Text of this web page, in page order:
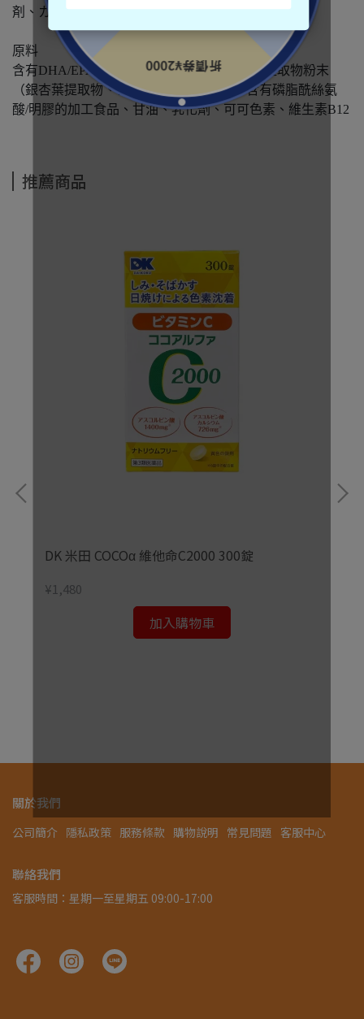
剤、カカオ色素、ビタミンＢ12
原料
含有DHA/EPA的精煉油（日本製造）、銀杏提取物粉末
（銀杏葉提取物、葡萄糖）、亞麻子油、含有磷脂酰絲氨
酸/明膠的加工食品、甘油、乳化劑、可可色素、維生素B12
推薦商品
DK 米田 COCOα 維他命C2000 300錠
¥1,480
加入購物車
關於我們
公司簡介 隱私政策 服務條款 購物說明 常見問題 客服中心
聯絡我們
客服時間：星期一至星期五 09:00-17:00